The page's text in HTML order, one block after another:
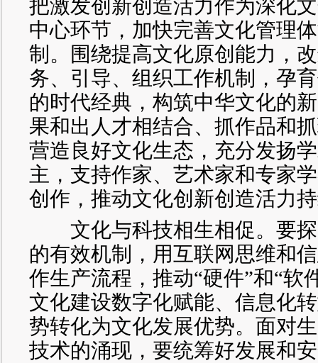
把激发创新创造活力作为深化
中心环节，加快完善文化管理
制。围绕提高文化原创能力，
务、引导、组织工作机制，孕
的时代经典，构筑中华文化的
果和出人才相结合、抓作品和
营造良好文化生态，充分发扬
主，支持作家、艺术家和专家
创作，推动文化创新创造活力
文化与科技相生相促。要探
的有效机制，用互联网思维和
作生产流程，推动“硬件”和“软
文化建设数字化赋能、信息化
势转化为文化发展优势。面对
技术的涌现，要统筹好发展和